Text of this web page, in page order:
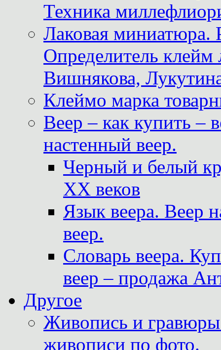
Техника
Лаковая миниатюра.
Определитель
Вишнякова,
Клеймо марка
Веер – как купить –
настенный веер.
Черный и белый
XX веков
Язык веера. Веер
веер.
Словарь веера.
веер – продажа
Другое
Живопись и
живописи по фото.